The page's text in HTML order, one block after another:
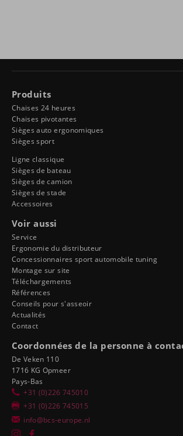
Produits
Chaises 24 heures
Chaises pivotantes
Sièges auto ergonomiques
Sièges sport
Ligne classique
Sièges de bateau
Sièges de camion
Sièges de stade
Accessoires
Voir aussi
Service
Ergonomie du distributeur
Concessionnaires sport automobile tuning
Montage sur site
Téléchargements
Références
Conseils pour s'asseoir
Actualités
Contact
Coordonnées de la personne à
De Veken 110
1716 KG Opmeer
Pays-Bas
+31 (0)226 745010
+31 (0)226 745015
info@bcs-europe.nl